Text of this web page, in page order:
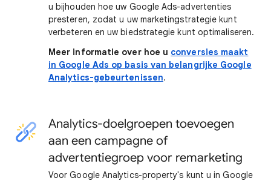
u bijhouden hoe uw Google Ads-advertenties
presteren, zodat u uw marketingstrategie kunt
verbeteren en uw biedstrategie kunt optimaliseren.
Meer informatie over hoe u conversies maakt
in Google Ads op basis van belangrijke Google
Analytics-gebeurtenissen.
Analytics-doelgroepen toevoegen
aan een campagne of
advertentiegroep voor remarketing
Voor Google Analytics-property's kunt u in Google